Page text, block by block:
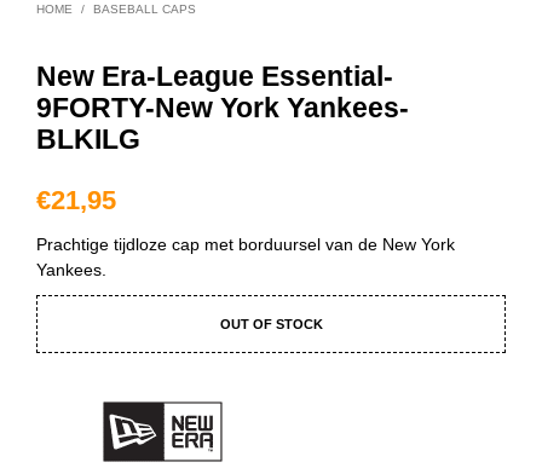
HOME / BASEBALL CAPS
New Era-League Essential-
9FORTY-New York Yankees-
BLKILG
€21,95
Prachtige tijdloze cap met borduursel van de New York
Yankees.
OUT OF STOCK